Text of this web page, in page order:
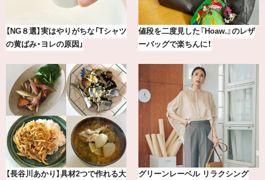
【2026年8月】鏡リュウジの12星座
別占い
冷凍宅配食【nosh-ナッシュ】で叶
える、がんばる私の「がん…
【銀座かねまつ】おしゃれ＆快適な
【BAILA×OMO】ウオズミアミ描き